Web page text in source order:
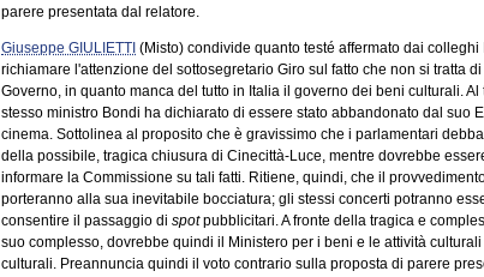
parere presentata dal relatore.
Giuseppe GIULIETTI (Misto) condivide quanto testé affermato dai
richiamare l'attenzione del sottosegretario Giro sul fatto che non si tratta
Governo, in quanto manca del tutto in Italia il governo dei beni culturali.
stesso ministro Bondi ha dichiarato di essere stato abbandonato dal suo
cinema. Sottolinea al proposito che è gravissimo che i parlamentari
della possibile, tragica chiusura di Cinecittà-Luce, mentre dovrebbe
informare la Commissione su tali fatti. Ritiene, quindi, che il
porteranno alla sua inevitabile bocciatura; gli stessi concerti potranno
consentire il passaggio di spotpubblicitari. A fronte della tragica e
suo complesso, dovrebbe quindi il Ministero per i beni e le attività
culturali. Preannuncia quindi il voto contrario sulla proposta di parere